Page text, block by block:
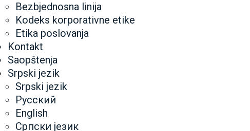
Bezbjednosna linija
Kodeks korporativne etike
Etika poslovanja
Kontakt
Saopštenja
Srpski jezik
Srpski jezik
Русский
English
Српски језик